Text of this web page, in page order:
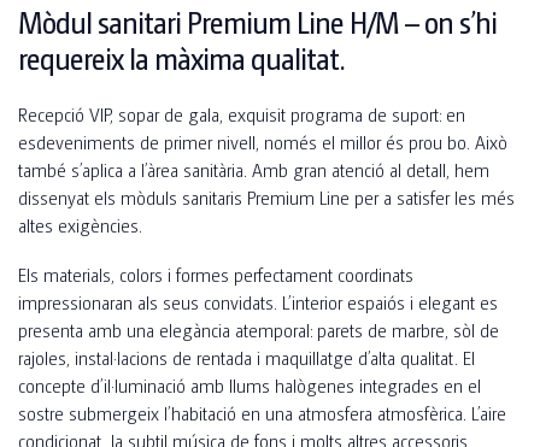
Mòdul sanitari Premium Line H/M – on s’hi
requereix la màxima qualitat.
Recepció VIP, sopar de gala, exquisit programa de suport: en
esdeveniments de primer nivell, només el millor és prou bo. Això
també s’aplica a l’àrea sanitària. Amb gran atenció al detall, hem
dissenyat els mòduls sanitaris Premium Line per a satisfer les més
altes exigències.
Els materials, colors i formes perfectament coordinats
impressionaran als seus convidats. L’interior espaiós i elegant es
presenta amb una elegància atemporal: parets de marbre, sòl de
rajoles, instal·lacions de rentada i maquillatge d’alta qualitat. El
concepte d’il·luminació amb llums halògenes integrades en el
sostre submergeix l’habitació en una atmosfera atmosfèrica. L’aire
condicionat, la subtil música de fons i molts altres accessoris